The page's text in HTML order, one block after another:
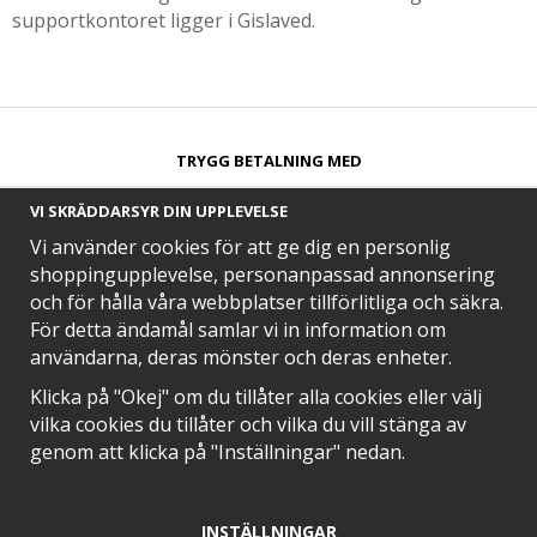
supportkontoret ligger i Gislaved.
TRYGG BETALNING MED​
SNABB LEVERANS MED
EN DEL AV
VI SKRÄDDARSYR DIN UPPLEVELSE
Vi använder cookies för att ge dig en personlig
shoppingupplevelse, personanpassad annonsering
och för hålla våra webbplatser tillförlitliga och säkra.
För detta ändamål samlar vi in information om
användarna, deras mönster och deras enheter.
Klicka på "Okej" om du tillåter alla cookies eller välj
vilka cookies du tillåter och vilka du vill stänga av
genom att klicka på "Inställningar" nedan.
INSTÄLLNINGAR